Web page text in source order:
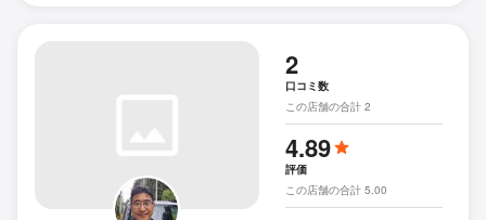
2
口コミ数
この店舗の合計 2
4.89
評価
この店舗の合計 5.00